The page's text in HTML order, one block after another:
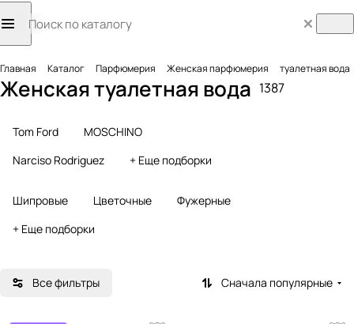
Главная Каталог Парфюмерия Женская парфюмерия туалетная вода
Женская туалетная вода 1387
Tom Ford
MOSCHINO
Narciso Rodriguez
+ Еще подборки
Шипровые Цветочные
Фужерные
+ Еще подборки
Все фильтры Сначала популярные